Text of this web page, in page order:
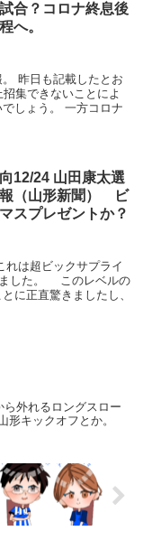
合？コロナ終息後
へ。
昨日も記載したとお
集できないことによ
しょう。 一方コロナ
12/24 山田康太選
（山形新聞） ビ
スプレゼントか？
れは超ビックサプライ
ました。 このレベルの
に正直驚きましたし、
外れるロングスロー
形キックオフとか。